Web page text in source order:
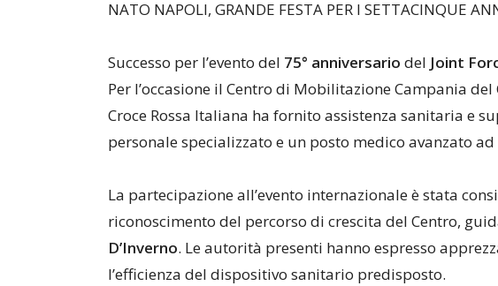
NATO NAPOLI, GRANDE FESTA PER I SETTACINQUE
Successo per l’evento del 75° anniversario del Joint
Per l’occasione il Centro di Mobilitazione Campania
Croce Rossa Italiana ha fornito assistenza sanitaria e
personale specializzato e un posto medico avanzato
La partecipazione all’evento internazionale è stata
riconoscimento del percorso di crescita del Centro,
D’Inverno. Le autorità presenti hanno espresso
l’efficienza del dispositivo sanitario predisposto.